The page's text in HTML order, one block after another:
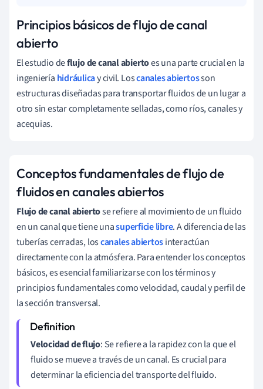
Principios básicos de flujo de canal
abierto
El estudio deflujo de canal abiertoes una parte crucial en la
ingeniería hidráulicay civil. Loscanales abiertosson
estructuras diseñadas para transportar fluidos de un lugar a
otro sin estar completamente selladas, como ríos, canales y
acequias.
Conceptos fundamentales de flujo de
fluidos en canales abiertos
Flujo de canal abiertose refiere al movimiento de un fluido
en un canal que tiene unasuperficie libre. A diferencia de las
tuberías cerradas, loscanales abiertosinteractúan
directamente con la atmósfera. Para entender los conceptos
básicos, es esencial familiarizarse con los términos y
principios fundamentales como velocidad, caudal y perfil de
la sección transversal.
Velocidad de flujo: Se refiere a la rapidez con la que el
fluido se mueve a través de un canal. Es crucial para
determinar la eficiencia del transporte del fluido.